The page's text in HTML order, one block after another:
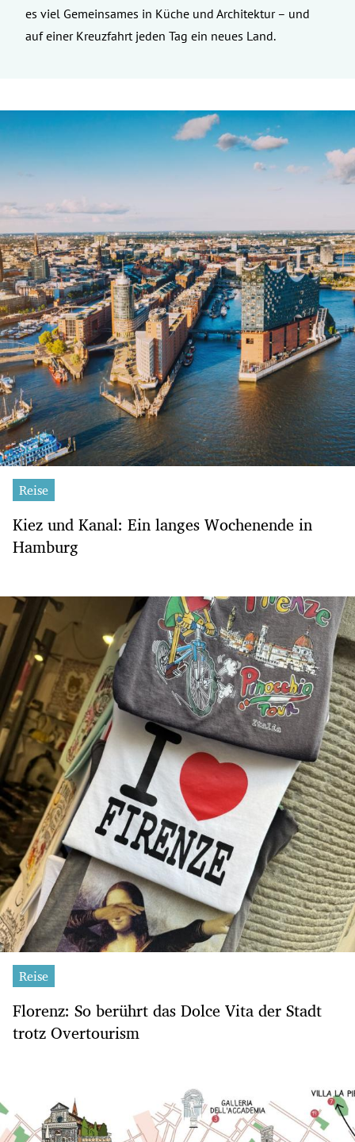
es viel Gemeinsames in Küche und Architektur – und
auf einer Kreuzfahrt jeden Tag ein neues Land.
Reise
Kiez und Kanal: Ein langes Wochenende in
Hamburg
Reise
Florenz: So berührt das Dolce Vita der Stadt
trotz Overtourism